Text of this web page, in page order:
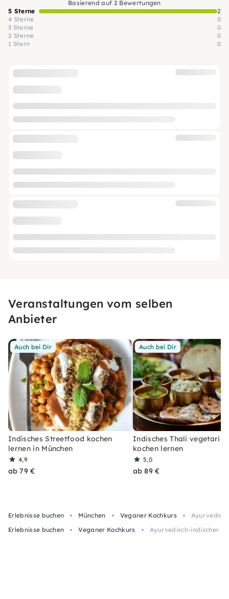
Basierend auf 2 Bewertungen
5 Sterne
2
4 Sterne
0
3 Sterne
0
2 Sterne
0
1 Stern
0
Veranstaltungen vom selben
Anbieter
Auch bei Dir
Indisches Streetfood kochen
lernen in München
4,9
ab 79 €
Auch bei Dir
Indisches Thali
kochen lernen
5,0
ab 89 €
Erlebnisse buchen München Veganer Kochkurs
Erlebnisse buchen
Veganer Kochkurs Ayurvedisch-indischer